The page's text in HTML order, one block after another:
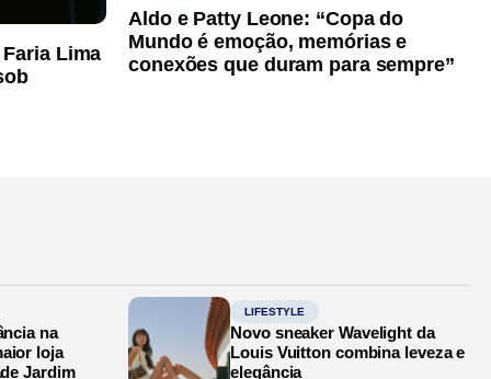
Lima
Aldo e Patty Leone: “Copa do
Mundo é emoção, memórias e
conexões que duram para sempre”
na
loja
Jardim
LIFESTYLE
Novo sneaker Wavelight da
Louis Vuitton combina leveza e
elegância